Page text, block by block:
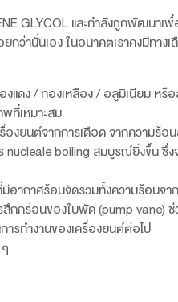
GLYCOL และกำลังถูกพัฒนาเพื่
กว่านั่นเอง ในอนาคตเราคงมีทา
แดง / ทองเหลือง / อลูมิเนียม ห
ที่เหมาะสม
งยนต์จากการเดือด จากความร้อ
nucleale boiling สมบูรณ์ยิ่งขึ้น ซึ่
มีอากาศร้อนจัดรวมทั้งความร้อนจ
สึกกร่อนของใบพัด (pump
ารทำงานของเครื่องยนต์ต่อไป